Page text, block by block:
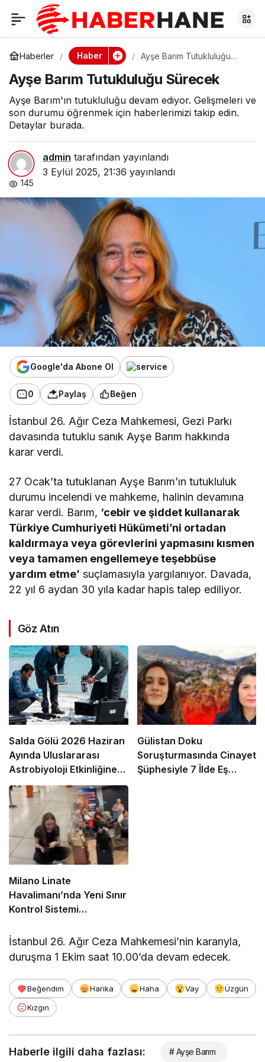
Haberler Haber
Ayşe Barım Tutukluluğu
Ayşe Barım Tutukluluğu Sürecek
Ayşe Barım'ın tutukluluğu devam ediyor. Gelişmeleri ve
son durumu öğrenmek için haberlerimizi takip edin.
Detaylar burada.
admin tarafından yayınlandı
3 Eylül 2025, 21:36 yayınlandı
145
Google'da Abone Ol
0 Paylaş Beğen
İstanbul 26. Ağır Ceza Mahkemesi, Gezi Parkı
davasında tutuklu sanık Ayşe Barım hakkında
karar verdi.
27 Ocak’ta tutuklanan Ayşe Barım’ın tutukluluk
durumu incelendi ve mahkeme, halinin devamına
karar verdi. Barım, ‘cebir ve şiddet kullanarak
Türkiye Cumhuriyeti Hükümeti’ni ortadan
kaldırmaya veya görevlerini yapmasını kısmen
veya tamamen engellemeye teşebbüse
yardım etme’ suçlamasıyla yargılanıyor. Davada,
22 yıl 6 aydan 30 yıla kadar hapis talep ediliyor.
Göz Atın
Salda Gölü 2026 Haziran
Ayında Uluslararası
Astrobiyoloji Etkinliğine
Ev Sahipliği Yapacak
Gülistan Doku
Soruşturmasında Cinayet
Şüphesiyle 7 İlde Eş
Milano Linate
Havalimanı’nda Yeni Sınır
Kontrol Sistemi
İstanbul 26. Ağır Ceza Mahkemesi’nin kararıyla,
duruşma 1 Ekim saat 10.00’da devam edecek.
Beğendim Harika Haha Vay
Üzgün
Kızgın
Ayşe Barım
Tutukluluğu Sürecek
Haberle ilgili daha fazlası: # Ayşe Barım